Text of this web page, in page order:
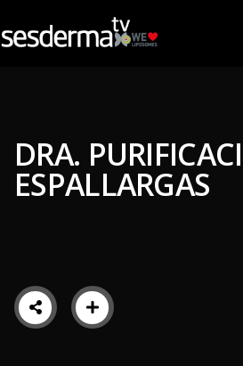
DRA.
ESPALLARGAS